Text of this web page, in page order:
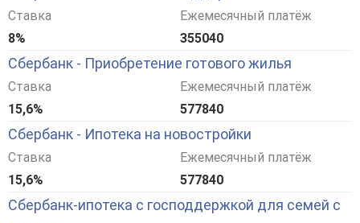
Ставка
8%
Ежемесячный платёж
355040
Сбербанк - Приобретение готового жилья
Ставка
15,6%
Ежемесячный платёж
577840
Сбербанк - Ипотека на новостройки
Ставка
15,6%
Ежемесячный платёж
577840
Сбербанк-ипотека с господдержкой для семей с